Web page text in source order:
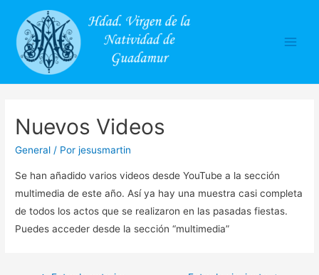
Nuevos Videos
General / Porjesusmartin
Se han añadido varios videos desde YouTube a la sección
multimedia de este año. Así ya hay una muestra casi completa
de todos los actos que se realizaron en las pasadas fiestas.
Puedes acceder desde la sección “multimedia”